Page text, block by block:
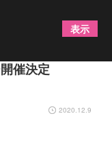
劇のヒロイ
催決定
2020.12.9
表示